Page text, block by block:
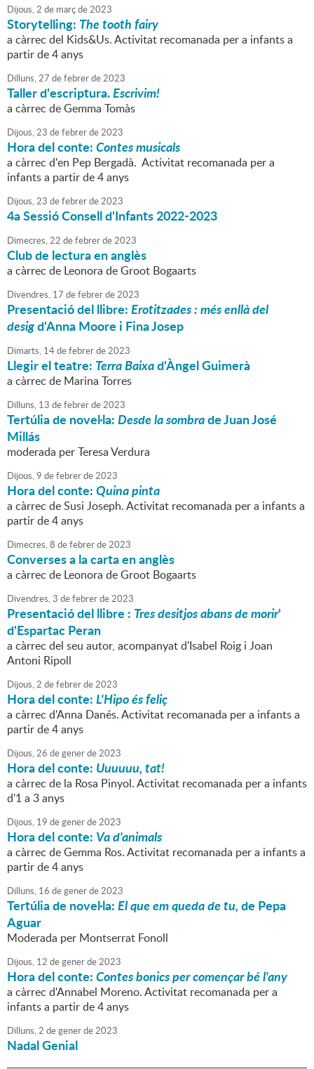
Dijous,2 de marçde2023
Storytelling: The tooth fairy
a càrrec del Kids&Us. Activitat recomanada per a infants a
partir de 4 anys
Dilluns,27 defebrerde2023
Taller d'escriptura.Escrivim!
a càrrec de Gemma Tomàs
Dijous,23 defebrerde2023
Hora del conte:Contes musicals
a càrrec d'en Pep Bergadà. Activitat recomanada per a
infants a partir de 4 anys
Dijous,23 defebrerde2023
4a Sessió Consell d'Infants 2022-2023
Dimecres,22 defebrerde2023
Club de lectura en anglès
a càrrec de Leonora de Groot Bogaarts
Divendres, 17 defebrerde2023
Presentació del llibre:Erotitzades : més enllà del
desigd'Anna Moore i Fina Josep
Dimarts, 14defebrerde2023
Llegir el teatre: Terra Baixad'Àngel Guimerà
a càrrec de Marina Torres
Dilluns, 13 defebrerde2023
Tertúlia de novel·la:Desde la sombrade Juan José
Millás
moderada per Teresa Verdura
Dijous,9 defebrerde2023
Hora del conte:Quina pinta
a càrrec de Susi Joseph. Activitat recomanada per a infants a
partir de 4 anys
Dimecres,8 defebrerde2023
Converses a la carta en anglès
a càrrec de Leonora de Groot Bogaarts
Divendres,3 defebrerde2023
Presentació del llibre : Tres desitjos abans de morir'
d'Espartac Peran
a càrrec del seu autor, acompanyat d'Isabel Roig i Joan
Antoni Ripoll
Dijous,2 defebrerde2023
Hora del conte:L'Hipo és feliç
a càrrec d'Anna Danés. Activitat recomanada per a infants a
partir de 4 anys
Dijous,26 degenerde2023
Hora del conte: Uuuuuu, tat!
a càrrec de la Rosa Pinyol. Activitat recomanada per a infants
d'1 a 3 anys
Dijous, 19 degenerde2023
Hora del conte: Va d'animals
a càrrec de Gemma Ros. Activitat recomanada per a infants a
partir de 4 anys
Dilluns, 16 degenerde2023
Tertúlia de novel·la:El que em queda de tu,de Pepa
Aguar
Moderada per Montserrat Fonoll
Dijous, 12 degenerde2023
Hora del conte:Contes bonics per començar bé l'any
a càrrec d'Annabel Moreno. Activitat recomanada per a
infants a partir de 4 anys
Dilluns,2 degenerde2023
Nadal Genial